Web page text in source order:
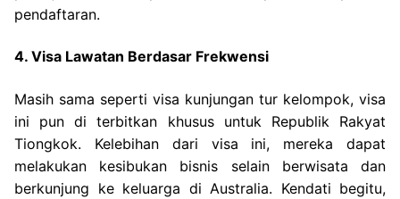
pendaftaran.
4. Visa Lawatan Berdasar Frekwensi
Masih sama seperti visa kunjungan tur kelompok, visa
ini pun di terbitkan khusus untuk Republik Rakyat
Tiongkok. Kelebihan dari visa ini, mereka dapat
melakukan kesibukan bisnis selain berwisata dan
berkunjung ke keluarga di Australia. Kendati begitu,